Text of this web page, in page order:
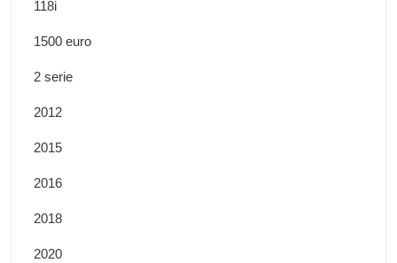
118i
1500 euro
2 serie
2012
2015
2016
2018
2020